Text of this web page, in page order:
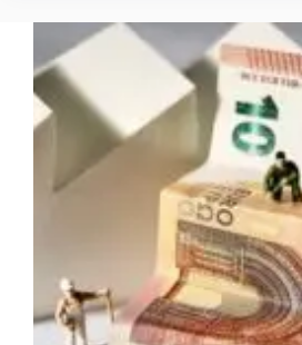
la
présidentielle